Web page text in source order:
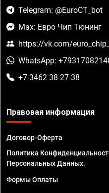
Telegram: @EuroCT_bot
Max: Евро Чип Тюнинг
https://vk.com/
WhatsApp:
+7 3462 38-27-38
Правовая информация
Договор-Оферта
Политика
Персональных Данных.
Формы Оплаты